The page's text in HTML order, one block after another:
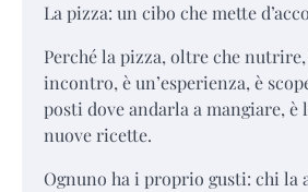
La pizza: un cibo che mette
Perché la pizza, oltre che
incontro, è un’esperienza, è
posti dove andarla a mangiare, è
nuove ricette.
Ognuno ha i proprio gusti: chi la